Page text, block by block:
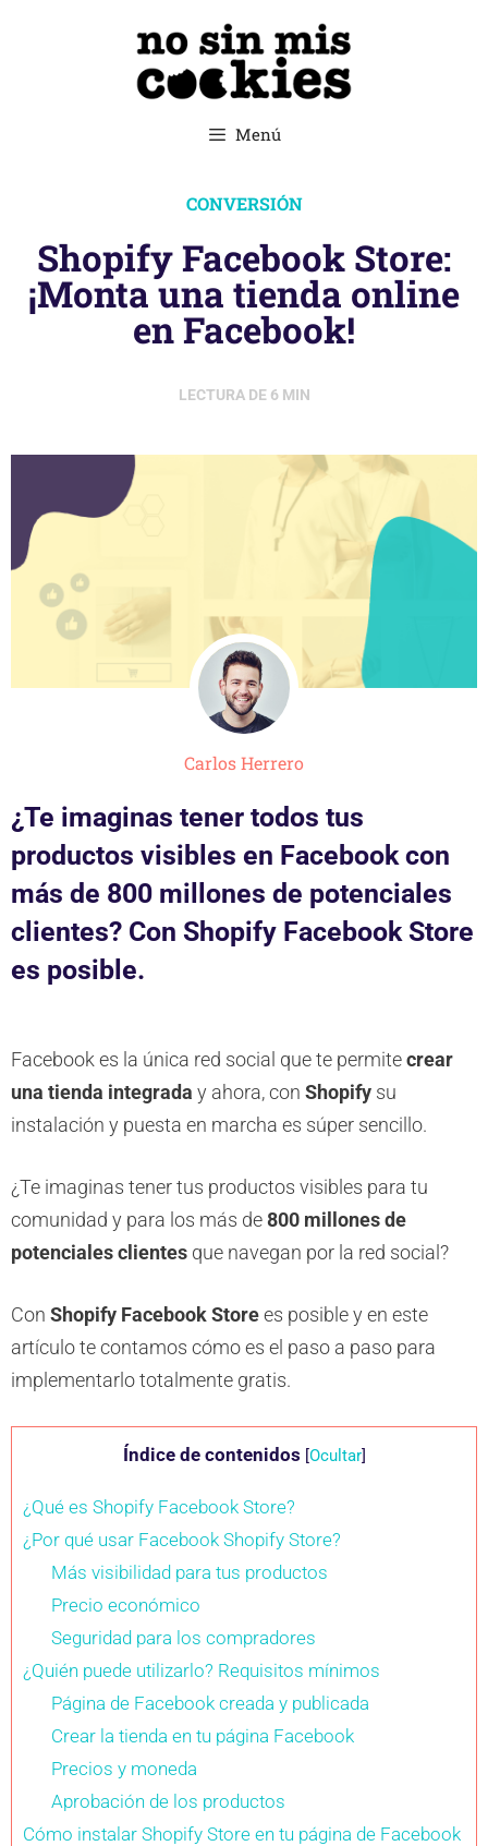
Menú
CONVERSIÓN
Shopify Facebook Store:
¡Monta una tienda online
en Facebook!
LECTURA DE 6MIN
Carlos Herrero
¿Te imaginas tener todos tus
productos visibles en Facebook con
más de 800 millones de potenciales
clientes? Con Shopify Facebook Store
es posible.
Facebook es la única red social que te permitecrear
una tienda integrada y ahora, con Shopify su
instalación y puesta en marcha es súper sencillo.
¿Te imaginas tener tus productos visibles para tu
comunidad y para los más de800 millones de
potenciales clientes que navegan por la red social?
Con Shopify Facebook Storees posible y en este
artículo te contamos cómo es el paso a paso para
implementarlo totalmente gratis.
Índice de contenidos [Ocultar]
¿Qué es Shopify Facebook Store?
¿Por qué usar Facebook Shopify Store?
Más visibilidad para tus productos
Precio económico
Seguridad para los compradores
¿Quién puede utilizarlo? Requisitos mínimos
Página de Facebook creada y publicada
Crear la tienda en tu página Facebook
Precios y moneda
Aprobación de los productos
Cómo instalar Shopify Store en tu página de Facebook